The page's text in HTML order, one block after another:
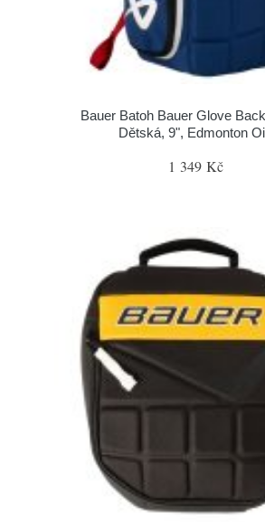
Bauer Batoh Bauer Glove
Dětská, 9", Edmonton
1 349 Kč